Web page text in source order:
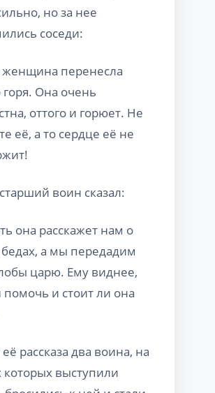
но за нее
соседи:
перенесла
Она очень
оттого и горюет. Не
её, а то сердце её не
воин сказал:
она расскажет нам о
бедах, а мы передадим
царю. Ему виднее,
помочь и стоит ли она
рассказа два воина, на
которых выступили